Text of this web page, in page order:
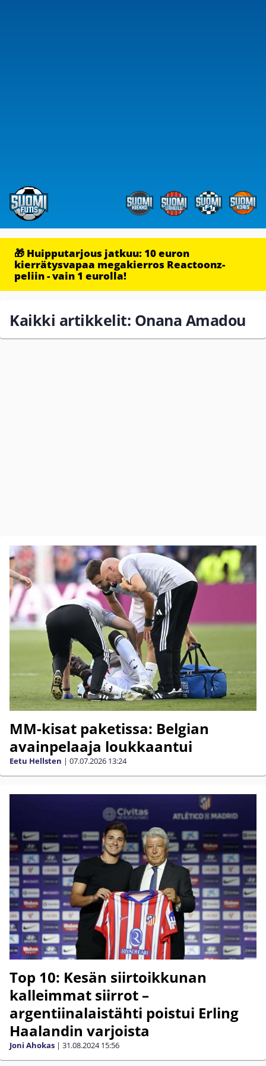
🎁 Huipputarjous jatkuu: 10 euron
kierrätysvapaa megakierros Reactoonz-
peliin - vain 1 eurolla!
Kaikki artikkelit: Onana Amadou
MM-kisat paketissa: Belgian
avainpelaaja loukkaantui
Eetu Hellsten | 07.07.2026 13:24
Top 10: Kesän siirtoikkunan
kalleimmat siirrot –
argentiinalaistähti poistui Erling
Haalandin varjoista
Joni Ahokas | 31.08.2024 15:56